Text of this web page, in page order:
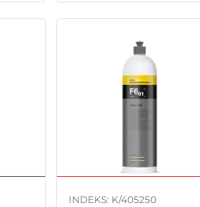
INDEKS: K/405250